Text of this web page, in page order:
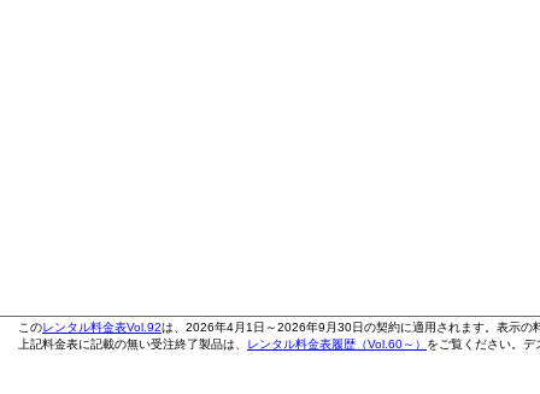
このレンタル料金表Vol.92は、2026年4月1日～2026年9月30日の契約に適用されます。表示
上記料金表に記載の無い受注終了製品は、 レンタル料金表履歴（Vol.60～） をご覧ください。デ